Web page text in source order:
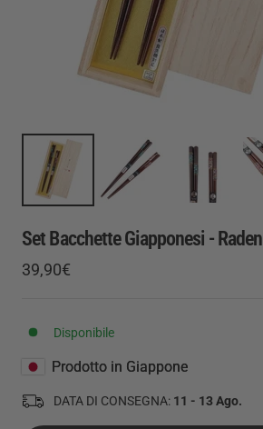
Set Bacchette Giapponesi - Raden
Prezzo
vendita
39,90€
Disponibile
Prodotto in Giappone
DATA DI CONSEGNA: 11 - 13 Ago.